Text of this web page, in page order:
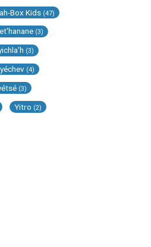
Box Kids (47)
(3)
(3)
(4)
(3)
Yitro (2)